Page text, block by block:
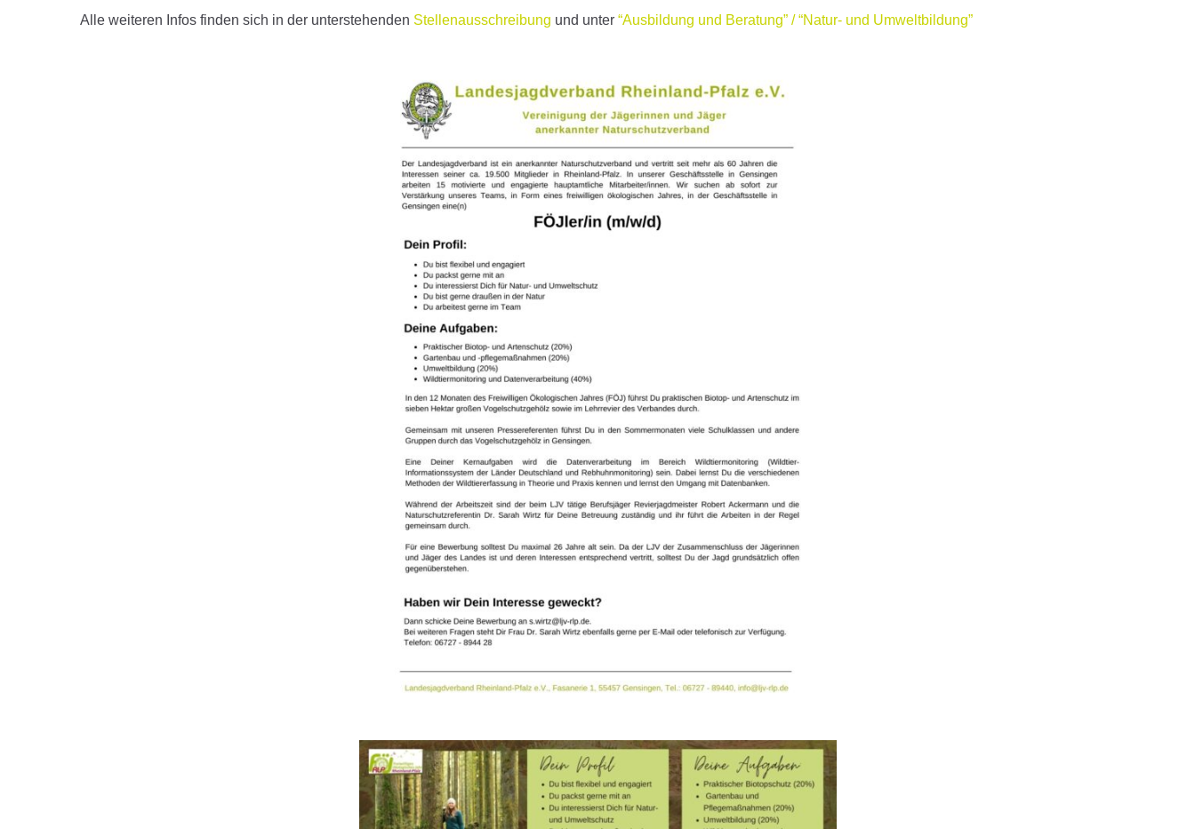
Alle weiteren Infos finden sich in der unterstehenden Stellenausschreibung und unter “Ausbildung und Beratung” / “Natur- und Umweltbildung”